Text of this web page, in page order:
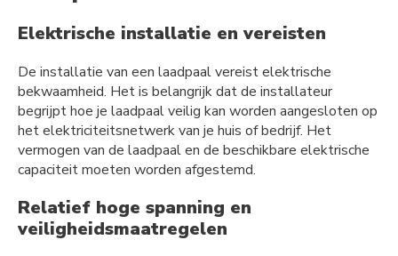
Elektrische installatie en vereisten
De installatie van een laadpaal vereist elektrische
bekwaamheid. Het is belangrijk dat de installateur
begrijpt hoe je laadpaal veilig kan worden aangesloten op
het elektriciteitsnetwerk van je huis of bedrijf. Het
vermogen van de laadpaal en de beschikbare elektrische
capaciteit moeten worden afgestemd.
Relatief hoge spanning en
veiligheidsmaatregelen